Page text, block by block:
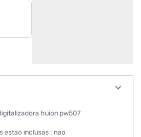
huion pw507
estao inclusas : nao